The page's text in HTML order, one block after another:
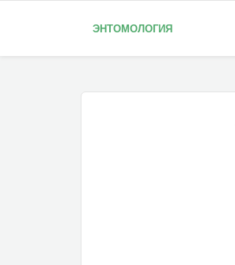
ЭНТОМОЛОГИЯ